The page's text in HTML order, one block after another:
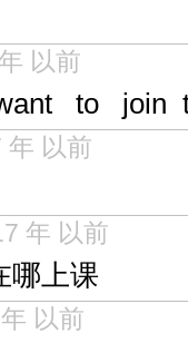
以前
to join
年 以前
年 以前
哪上课
以前